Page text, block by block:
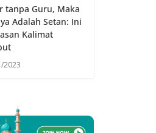
tanpa Guru, Maka
Adalah Setan: Ini
Kalimat
2023